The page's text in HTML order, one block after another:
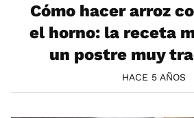
Cómo hacer arroz
el horno: la receta
un postre muy
HACE 5 AÑOS